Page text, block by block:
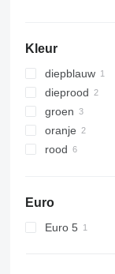
Kleur
diepblauw
dieprood
groen
oranje
rood
Euro
Euro 5